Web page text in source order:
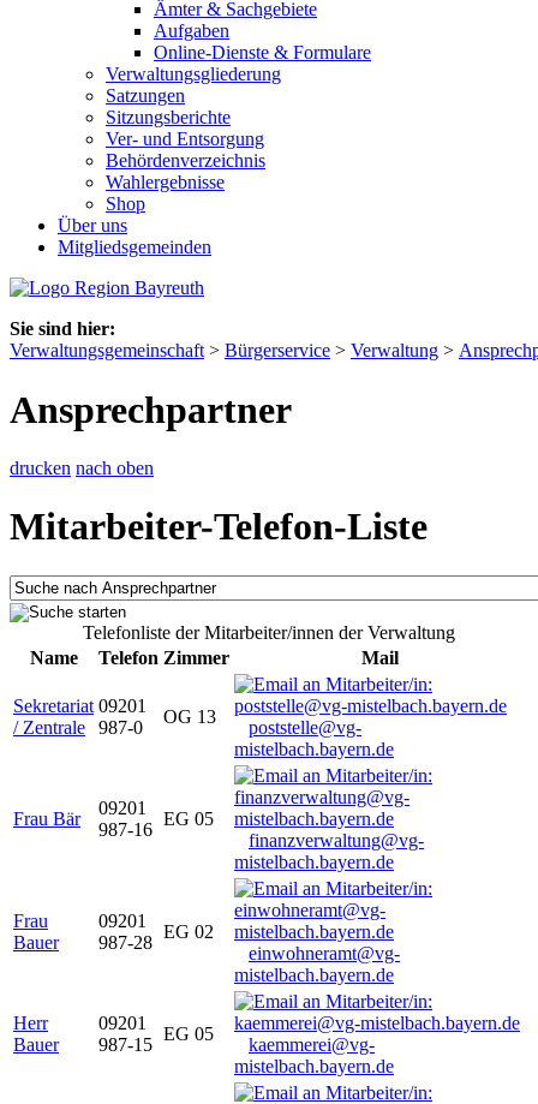
Ämter & Sachgebiete
Aufgaben
Online-Dienste & Formulare
Verwaltungsgliederung
Satzungen
Sitzungsberichte
Ver- und Entsorgung
Behördenverzeichnis
Wahlergebnisse
Shop
Über uns
Mitgliedsgemeinden
Sie sind hier:
Verwaltungsgemeinschaft > Bürgerservice > Verwaltung >
Ansprechpartner
drucken nach oben
Mitarbeiter-Telefon-Liste
Telefonliste der Mitarbeiter/innen der Verwaltung
Name
Telefon Zimmer Mail
Sekretariat
/ Zentrale
09201
987-0
OG 13
poststelle@vg-
mistelbach.bayern.de
Frau Bär
09201
987-16
EG 05
finanzverwaltung@vg-
mistelbach.bayern.de
Frau
Bauer
09201
987-28
EG 02
einwohneramt@vg-
mistelbach.bayern.de
Herr
Bauer
09201
987-15
EG 05
kaemmerei@vg-
mistelbach.bayern.de